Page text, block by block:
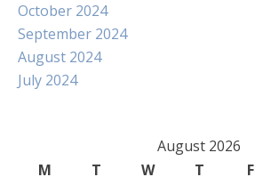
October 2024
September 2024
August 2024
July 2024
August 2026
M
T W T F